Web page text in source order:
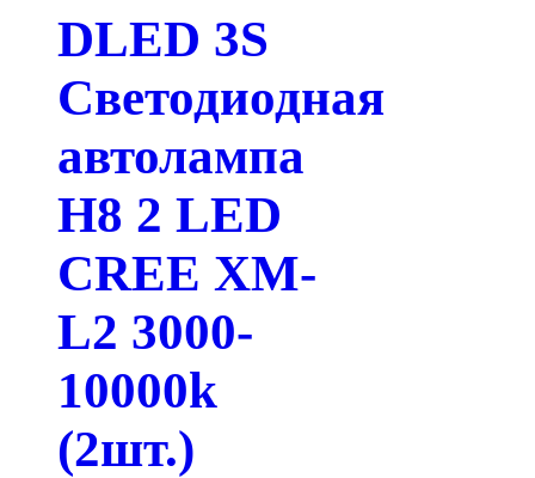
DLED 3S
Светодиодная
автолампа
H8 2 LED
CREE XM-
L2 3000-
10000k
(2шт.)